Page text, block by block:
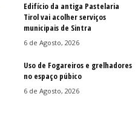
Edifício da antiga Pastelaria
Tirol vai acolher serviços
municipais de Sintra
6 de Agosto, 2026
Uso de Fogareiros e grelhadores
no espaço púbico
6 de Agosto, 2026